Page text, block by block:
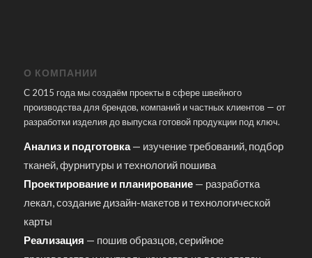
О КОМПАНИИ
С 2015 года мы создаём проекты в сфере швейного
производства для брендов, компаний и частных клиентов — от
разработки изделия до выпуска готовой продукции под ключ.
Анализ и подготовка— изучение требований, подбор
тканей, фурнитуры и технологий пошива
Проектирование и планирование— разработка
лекал, создание дизайн-макетов и технологической
карты
Реализация — пошив образцов, серийное